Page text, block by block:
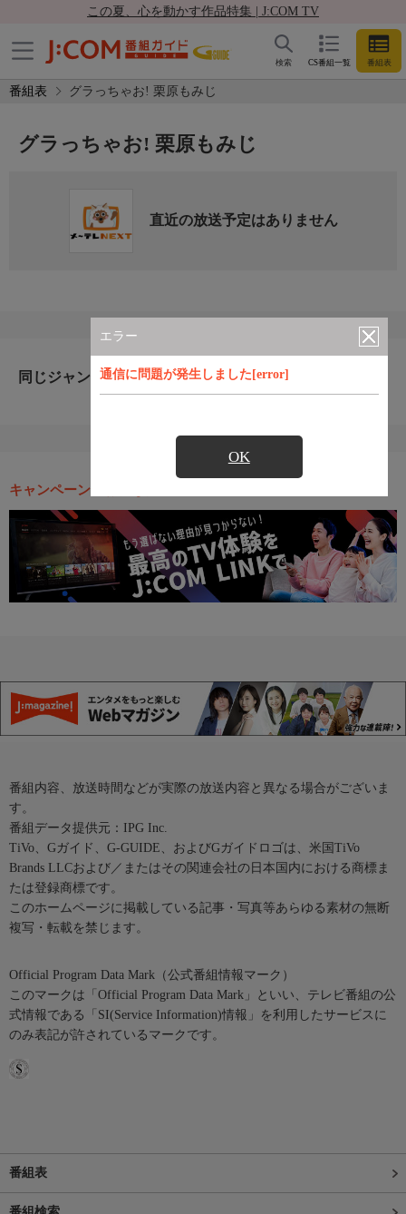
この夏、心を動かす作品特集 | J:COM TV
CS番組一覧 番組表
検索
番組表 グラっちゃお! 栗原もみじ
エラー
通信に問題が発生しました[error]
OK
グラっちゃお! 栗原もみじ
直近の放送予定はありません
同じジャンルのおすすめ番組
キャンペーン・お得な情報
番組内容、放送時間などが実際の放送内容と異なる場合がございま
す。
番組データ提供元：IPG Inc.
TiVo、Gガイド、G-GUIDE、およびGガイドロゴは、米国TiVo
Brands LLCおよび／またはその関連会社の日本国内における商標ま
たは登録商標です。
このホームページに掲載している記事・写真等あらゆる素材の無断
複写・転載を禁じます。
Official Program Data Mark（公式番組情報マーク）
このマークは「Official Program Data Mark」といい、テレビ番組の公
式情報である「SI(Service Information)情報」を利用したサービスに
のみ表記が許されているマークです。
番組表